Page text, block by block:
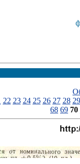
22 23 24 25 26 27 28 29
68 69 70